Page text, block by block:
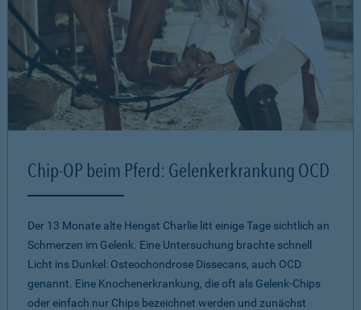
Chip-OP beim Pferd: Gelenkerkrankung OCD
Der 13 Monate alte Hengst Charlie litt einige Tage sichtlich an
Schmerzen im Gelenk. Eine Untersuchung brachte schnell
Licht ins Dunkel: Osteochondrose Dissecans, auch OCD
genannt. Eine Knochenerkrankung, die oft als Gelenk-Chips
oder einfach nur Chips bezeichnet werden und zunächst